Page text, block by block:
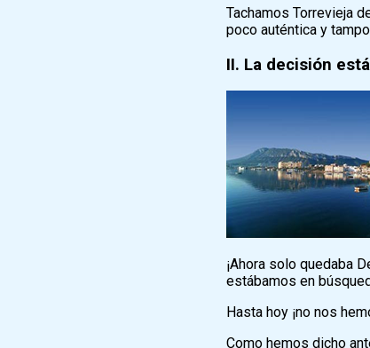
Tachamos Torrevieja
poco auténtica y
II. La decisión
¡Ahora solo quedaba
estábamos en
Hasta hoy ¡no nos
Como hemos dicho